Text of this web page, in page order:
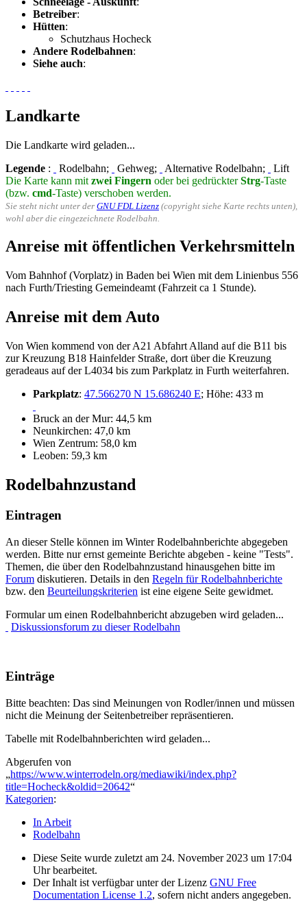
Betreiber:
Hütten:
Schutzhaus Hocheck
Andere Rodelbahnen:
Siehe auch:
Landkarte
Die Landkarte wird geladen...
Legende : Rodelbahn; Gehweg; Alternative Rodelbahn;
Lift
Die Karte kann mit zwei Fingern oder bei gedrückterStrg-Taste
(bzw. cmd-Taste) verschoben werden.
Sie steht nicht unter der GNU FDL Lizenz (copyright siehe Karte rechts unten),
wohl aber die eingezeichnete Rodelbahn.
Anreise mit öffentlichen Verkehrsmitteln
Vom Bahnhof (Vorplatz) in Baden bei Wien mit dem Linienbus 556
nach Furth/Triesting Gemeindeamt (Fahrzeit ca 1 Stunde).
Anreise mit dem Auto
Von Wien kommend von der A21 Abfahrt Alland auf die B11 bis
zur Kreuzung B18 Hainfelder Straße, dort über die Kreuzung
geradeaus auf der L4034 bis zum Parkplatz in Furth weiterfahren.
Parkplatz: 47.566270 N 15.686240 E; Höhe: 433 m
Bruck an der Mur: 44,5 km
Neunkirchen: 47,0 km
Wien Zentrum: 58,0 km
Leoben: 59,3 km
Rodelbahnzustand
Eintragen
An dieser Stelle können im Winter Rodelbahnberichte abgegeben
werden. Bitte nur ernst gemeinte Berichte abgeben - keine "Tests".
Themen, die über den Rodelbahnzustand hinausgehen bitte im
Forum diskutieren. Details in den Regeln für Rodelbahnberichte
bzw. den Beurteilungskriterien ist eine eigene Seite gewidmet.
Formular um einen Rodelbahnbericht abzugeben wird geladen...
Diskussionsforum zu dieser Rodelbahn
Einträge
Bitte beachten: Das sind Meinungen von Rodler/innen und müssen
nicht die Meinung der Seitenbetreiber repräsentieren.
Tabelle mit Rodelbahnberichten wird geladen...
Abgerufen von
„https://www.winterrodeln.org/mediawiki/index.php?
title=Hocheck&oldid=20642“
Kategorien:
In Arbeit
Rodelbahn
Diese Seite wurde zuletzt am 24. November 2023 um 17:04
Uhr bearbeitet.
Der Inhalt ist verfügbar unter der Lizenz GNU Free
Documentation License 1.2, sofern nicht anders angegeben.